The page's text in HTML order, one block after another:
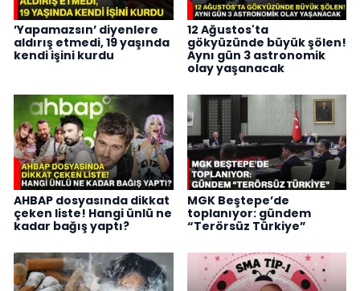
’Yapamazsın’ diyenlere
aldırış etmedi, 19 yaşında
kendi işini kurdu
12 Ağustos'ta
gökyüzünde büyük şölen!
Aynı gün 3 astronomik
olay yaşanacak
AHBAP dosyasında dikkat
çeken liste! Hangi ünlü ne
kadar bağış yaptı?
MGK Beştepe’de
toplanıyor: gündem
“Terörsüz Türkiye”